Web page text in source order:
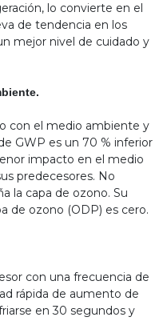
lo convierte en el
de tendencia en los
mejor nivel de cuidado y
con el medio ambiente y
GWP es un 70 % inferior
impacto en el medio
predecesores. No
la capa de ozono. Su
de ozono (ODP) es cero.
con una frecuencia de
rápida de aumento de
en 30 segundos y